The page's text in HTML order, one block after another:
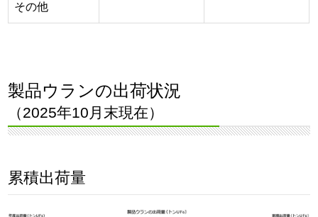
その他
製品ウランの出荷状況
（2025年10月末現在）
累積出荷量